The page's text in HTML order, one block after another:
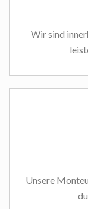
Wir sind
Unsere